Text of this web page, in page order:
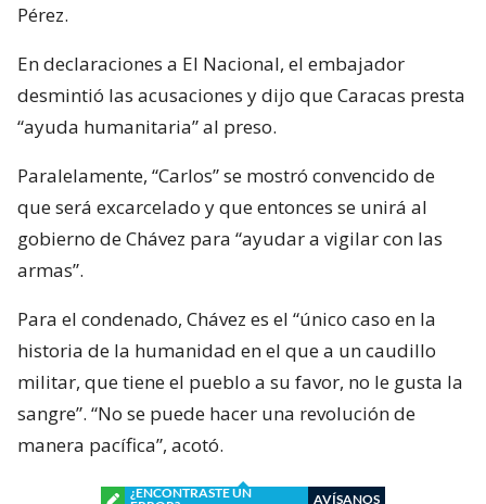
Pérez.
En declaraciones a El Nacional, el embajador
desmintió las acusaciones y dijo que Caracas presta
“ayuda humanitaria” al preso.
Paralelamente, “Carlos” se mostró convencido de
que será excarcelado y que entonces se unirá al
gobierno de Chávez para “ayudar a vigilar con las
armas”.
Para el condenado, Chávez es el “único caso en la
historia de la humanidad en el que a un caudillo
militar, que tiene el pueblo a su favor, no le gusta la
sangre”. “No se puede hacer una revolución de
manera pacífica”, acotó.
¿ENCONTRASTE UN
AVÍSANOS